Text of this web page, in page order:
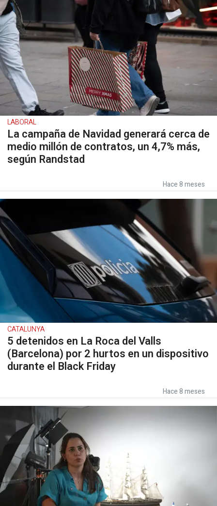
LABORAL
La campaña de Navidad generará cerca de
medio millón de contratos, un 4,7% más,
según Randstad
Hace 8 meses
CATALUNYA
5 detenidos en La Roca del Valls
(Barcelona) por 2 hurtos en un dispositivo
durante el Black Friday
Hace 8 meses